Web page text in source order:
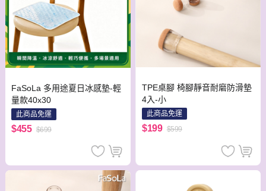
FaSoLa 多用途夏日冰感墊-輕
量款40x30
此商品免運
$455 $699
TPE桌腳 椅腳靜音耐磨防滑墊
4入-小
此商品免運
$199 $599